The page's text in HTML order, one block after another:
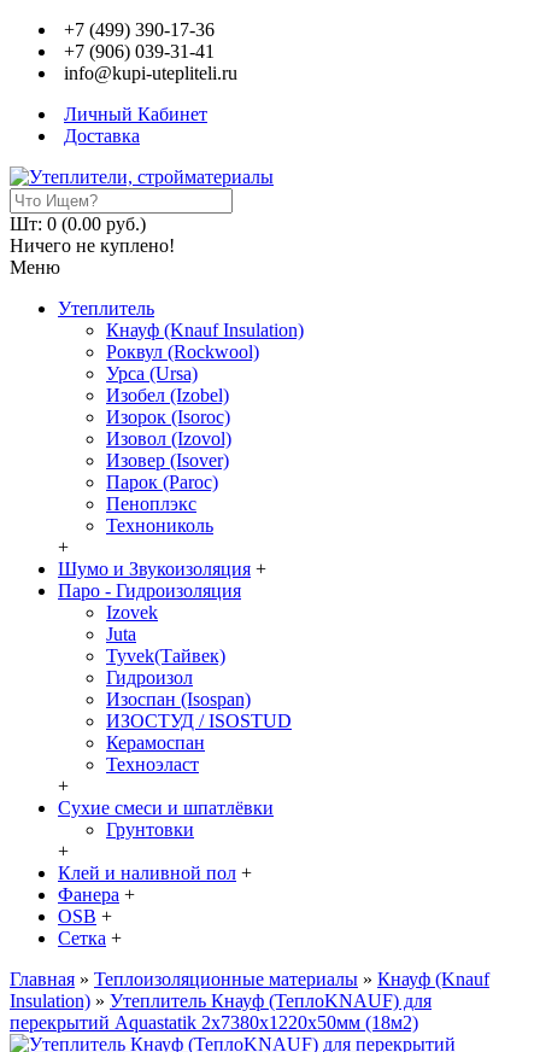
+7 (499) 390-17-36
+7 (906) 039-31-41
info@kupi-utepliteli.ru
Личный Кабинет
Доставка
Шт: 0 (0.00 руб.)
Ничего не куплено!
Меню
Утеплитель
Кнауф (Knauf Insulation)
Роквул (Rockwool)
Урса (Ursa)
Изобел (Izobel)
Изорок (Isoroc)
Изовол (Izovol)
Изовер (Isover)
Парок (Paroс)
Пеноплэкс
Технониколь
+
Шумо и Звукоизоляция +
Паро - Гидроизоляция
Izovek
Juta
Tyvek(Тайвек)
Гидроизол
Изоспан (Isospan)
ИЗОСТУД / ISOSTUD
Керамоспан
Техноэласт
+
Сухие смеси и шпатлёвки
Грунтовки
+
Клей и наливной пол +
Фанера +
OSB +
Сетка +
Главная » Теплоизоляционные материалы » Кнауф (Knauf
Insulation) » Утеплитель Кнауф (ТеплоKNAUF) для
перекрытий Aquastatik 2х7380х1220х50мм (18м2)